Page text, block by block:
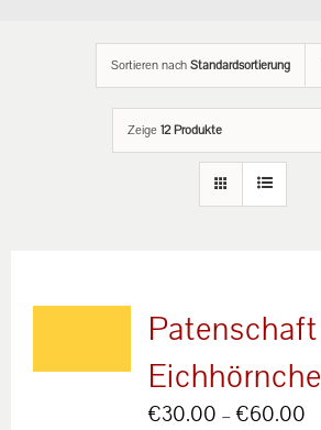
Sortieren nach Standardsortierung
Zeige 12 Produkte
€30.00 –€60.00